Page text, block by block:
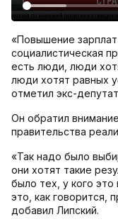
«Повышение
социалистическая
есть люди, люди
люди хотят равных
отметил экс-
Он обратил
правительства
«Так надо было
они хотят такие
было тех, у кого
это, как говорится,
добавил Липский.